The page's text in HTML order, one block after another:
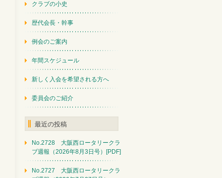
クラブの小史
歴代会長・幹事
例会のご案内
年間スケジュール
新しく入会を希望される方へ
委員会のご紹介
最近の投稿
No.2728 大阪西ロータリークラ
ブ週報（2026年8月3日号）[PDF]
No.2727 大阪西ロータリークラ